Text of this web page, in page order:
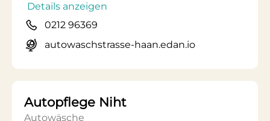
Details anzeigen
0212 96369
autowaschstrasse-haan.edan.io
Autopflege Niht
Autowäsche